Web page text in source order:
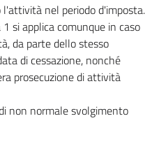
nel periodo d'imposta.
si applica comunque in caso
da parte dello stesso
di cessazione, nonché
prosecuzione di attività
non normale svolgimento